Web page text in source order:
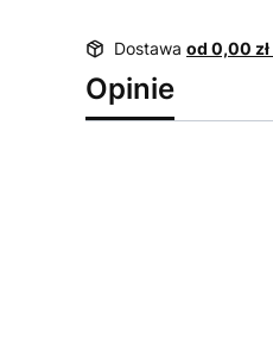
Dostawa od 0,00 zł
Opinie